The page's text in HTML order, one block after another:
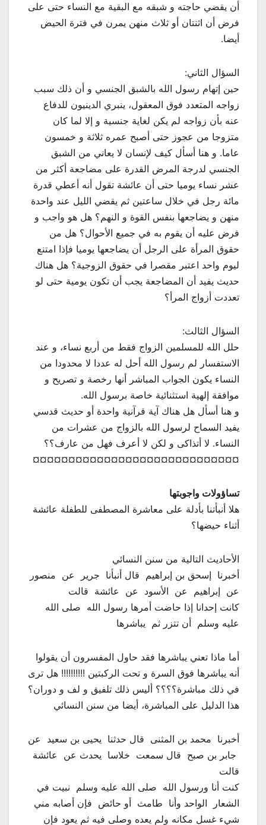
أن يقضي حاجته و شبقه مع البقية مع النساء حتى على
فرض أن اثنتان أو ثلاث منهن يمرن في فترة الحيض
أيضا.
السؤال الثاني:
حين إتهام رسول الله بالشبق الجنسي و أن ذلك سبب
زواجه المتعدد فوق المعقول، ينبري الدينيون للدفاع
عنه بأن زواجه لم يكن لغاية جنسية و إلا لما كان
متزوجا من عجوز حتى أصبح عمره ثلاثة و خمسون
عاما. و هنا أسأل كيف لإنسان لا يعاني من الشبق
الجنسي لدرجة المرض القدرة على مضاجعة أكثر من
عشر نساء يوميا حتى أن عائشة تقول أنه أعطي قدرة
مائة رجل في خلال ساعتين ثم يقضي الليل عند واحدة
منهن و يضاجعها بنفس القوة و النهم؟ هل هو واجب و
فرض عليه أن يقوم به في جميع الأحوال؟ هل من
حقوق المرأة على الرجل أن يضاجعها يوميا فإذا امتنع
ليوم واحد اعتبر مقصرا في حقوق الزوجية؟ هل هناك
حديث يفيد أن المضاجعة يجب أن تكون يومية حتى لو
تعددت أزواج المرأ؟
السؤال الثالث:
حلل الله للمسلمين الزواج فقط من أربع نساء، و عند
الاستفسار لم رسول الله أحل له عددا لا محدودا من
النساء يكون الجواب المباشر أنها رخصة و تصريح و
موافقة إلهية استثنائية خاصة برسول الله.
و هنا أسأل هل هناك آية قرآنية واحدة أو حديث قدسي
يفيد السماح لرسول الله بالزواج من عشرات من
النساء. لا أتذاكى و لكن لا أعرف فهل من عارف؟؟
¤¤¤¤¤¤¤¤¤¤¤¤¤¤¤¤¤¤¤¤¤¤¤¤¤¤¤¤¤
تساؤولات واجوبتها
هلا أنبأتنا بأدلة على معاشرة المصطفى للطفلة عائشة
أثناء حيضها؟
الأحاديث التالية من سنن النسائي
‏أخبرنا ‏ ‏إسحق بن إبراهيم ‏ ‏قال أنبأنا ‏ ‏جرير ‏ ‏عن ‏ ‏منصور ‏
‏عن ‏ ‏إبراهيم ‏ ‏عن ‏ ‏الأسود ‏ ‏عن ‏ ‏عائشة ‏ ‏قالت ‏
‏كانت إحدانا إذا حاضت أمرها رسول الله ‏ ‏صلى الله
عليه وسلم ‏ ‏أن تتزر ثم ‏ ‏يباشرها ‏
أما ماذا تعني يباشرها فقد حاول المفسرون أن يقولوا
أنه يباشرها فوق السرة و تحت الركبتين !!!!!!!!!! هل ترى
في ذلك مباشرة؟؟؟؟ أليس ذلك تلفيق و لف و دوران؟
هذا الدليل على المباشرة، أيضا من سنن النسائي
‏أخبرنا ‏ ‏محمد بن المثنى ‏ ‏قال حدثنا ‏ ‏يحيى بن سعيد ‏ ‏عن
‏ ‏جابر بن صبح ‏ ‏قال سمعت ‏ ‏خلاسا ‏ ‏يحدث عن ‏ ‏عائشة ‏
‏قالت ‏
‏كنت أنا ورسول الله ‏ ‏صلى الله عليه وسلم ‏ ‏نبيت في ‏
‏الشعار ‏ ‏الواحد وأنا ‏ ‏طامث ‏ ‏أو حائض ‏ ‏فإن أصابه مني
شيء غسل مكانه ولم يعده وصلى فيه ثم يعود فإن